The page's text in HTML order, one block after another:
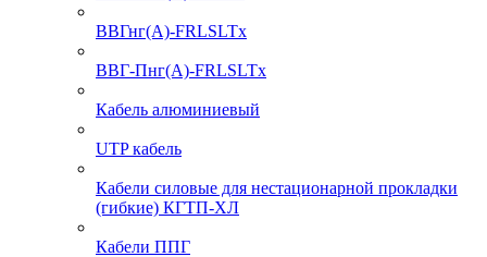
ВВГнг(А)-FRLSLTx
ВВГ-Пнг(А)-FRLSLTx
Кабель алюминиевый
UTP кабель
Кабели силовые для нестационарной прокладки
(гибкие) КГТП-ХЛ
Кабели ППГ